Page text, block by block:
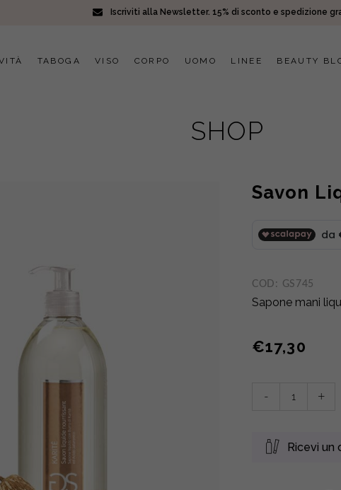
Iscriviti alla Newsletter. 15% di sconto e spedizione
TABOGA VISO CORPO UOMO LINEE BEAUTY
SHOP
Savon
COD: GS745
Sapone mani
€17,30
Karité
- +
Ricevi un